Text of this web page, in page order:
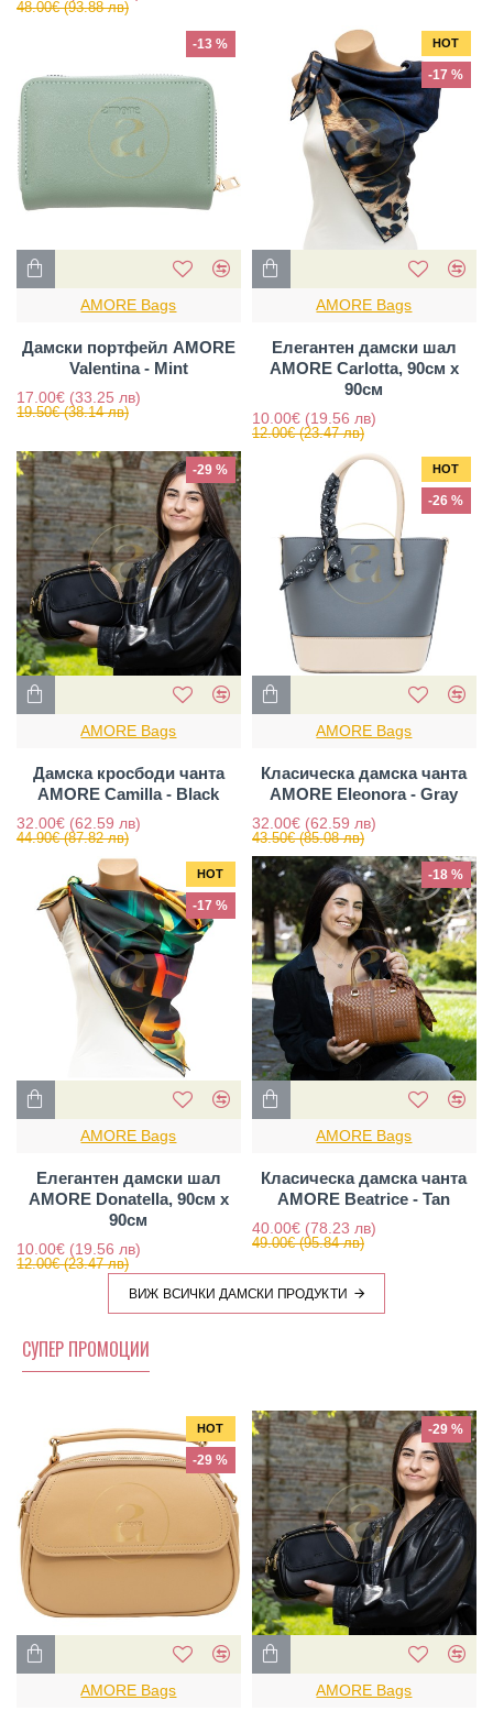
48.00€(93.88 лв)
-13 %
AMORE Bags
Дамски портфейл AMORE
Valentina - Mint
17.00€ (33.25 лв)
19.50€(38.14 лв)
HOT
-17 %
AMORE Bags
Елегантен дамски шал
AMORE Carlotta, 90см х
90см
10.00€ (19.56 лв)
12.00€(23.47 лв)
-29 %
AMORE Bags
Дамска кросбоди чанта
AMORE Camilla - Black
32.00€ (62.59 лв)
44.90€(87.82 лв)
HOT
-26 %
AMORE Bags
Класическа дамска чанта
AMORE Eleonora - Gray
32.00€ (62.59 лв)
43.50€(85.08 лв)
HOT
-17 %
AMORE Bags
Елегантен дамски шал
AMORE Donatella, 90см х
90см
10.00€ (19.56 лв)
12.00€(23.47 лв)
-18 %
AMORE Bags
Класическа дамска чанта
AMORE Beatrice - Tan
40.00€ (78.23 лв)
49.00€(95.84 лв)
ВИЖ ВСИЧКИ ДАМСКИ ПРОДУКТИ
СУПЕР ПРОМОЦИИ
HOT
-29 %
AMORE Bags
-29 %
AMORE Bags